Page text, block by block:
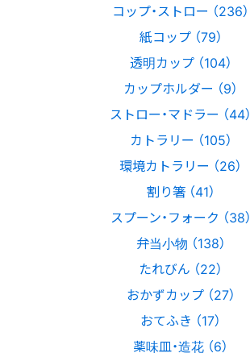
コップ・ストロー （236）
紙コップ （79）
透明カップ （104）
カップホルダー （9）
ストロー・マドラー （44）
カトラリー （105）
環境カトラリー （26）
割り箸 （41）
スプーン・フォーク （38）
弁当小物 （138）
たれびん （22）
おかずカップ （27）
おてふき （17）
薬味皿・造花 （6）